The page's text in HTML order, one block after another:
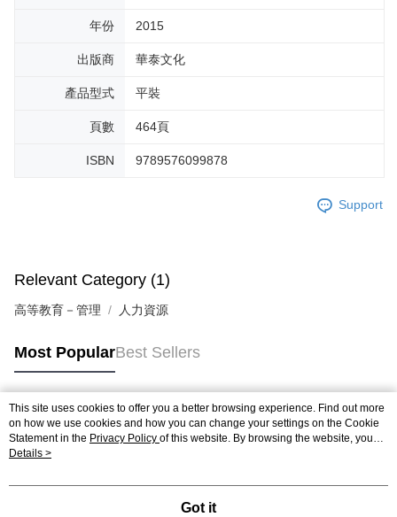
年份 2015
出版商 華泰文化
產品型式 平裝
頁數 464頁
ISBN 9789576099878
Support
Relevant Category (1)
高等教育－管理 人力資源
Most PopularBest Sellers
Popular Tags
This site uses cookies to offer you a better browsing experience. Find out more
on how we use cookies and how you can change your settings on the Cookie
Statement in the Privacy Policy of this website. By browsing the website, you
agree to our use of cookies as described in our Cookie Statement.
Details >
Got it